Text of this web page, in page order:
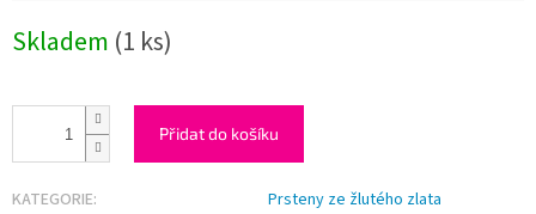
cena:
Skladem (1 ks)
Přidat do košíku
KATEGORIE:
Prsteny ze žlutého zlata